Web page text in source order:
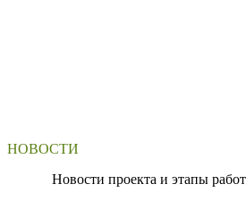
НОВОСТИ
Новости проекта и этапы